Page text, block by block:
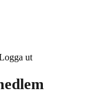
ut